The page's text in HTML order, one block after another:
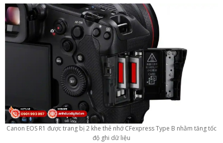
Canon EOS R1 được trang bị 2 khe thẻ nhớ CFexpress Type B nhằm tăng tốc
độ ghi dữ liệu